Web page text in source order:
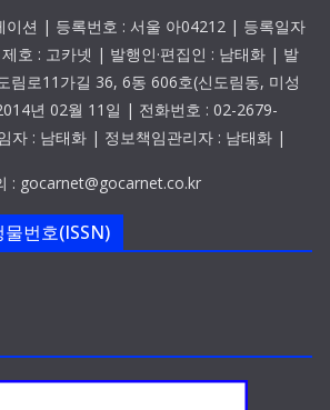
이션 | 등록번호 : 서울 아04212 | 등록일자
호 : 고카넷 | 발행인·편집인 : 남태화 | 발
림로11가길 36, 6동 606호(신도림동, 미성
년 02월 11일 | 전화번호 : 02-2679-
자 : 남태화 | 정보책임관리자 : 남태화 |
: gocarnet@gocarnet.co.kr
번호(ISSN)